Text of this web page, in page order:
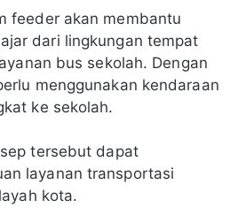
feeder akan membantu
dari lingkungan tempat
bus sekolah. Dengan
menggunakan kendaraan
ke sekolah.
tersebut dapat
layanan transportasi
kota.